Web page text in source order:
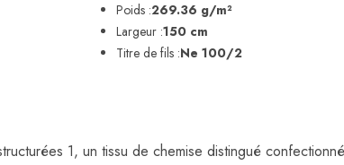
Poids :269.36 g/m²
Largeur :150 cm
Titre de fils :Ne 100/2
1, un tissu de chemise distingué